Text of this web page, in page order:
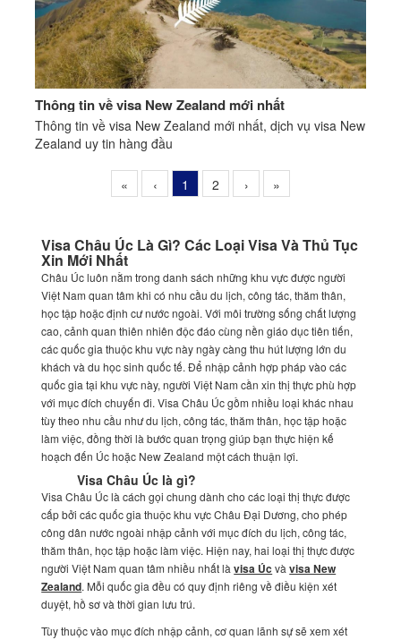
Thông tin về visa New Zealand mới nhất
Thông tin về visa New Zealand mới nhất, dịch vụ visa New
Zealand uy tin hàng đầu
« ‹ 1 2 › »
Visa Châu Úc Là Gì? Các Loại Visa Và Thủ Tục
Xin Mới Nhất
Châu Úc luôn nằm trong danh sách những khu vực được người
Việt Nam quan tâm khi có nhu cầu du lịch, công tác, thăm thân,
học tập hoặc định cư nước ngoài. Với môi trường sống chất lượng
cao, cảnh quan thiên nhiên độc đáo cùng nền giáo dục tiên tiến,
các quốc gia thuộc khu vực này ngày càng thu hút lượng lớn du
khách và du học sinh quốc tế. Để nhập cảnh hợp pháp vào các
quốc gia tại khu vực này, người Việt Nam cần xin thị thực phù hợp
với mục đích chuyến đi. Visa Châu Úc gồm nhiều loại khác nhau
tùy theo nhu cầu như du lịch, công tác, thăm thân, học tập hoặc
làm việc, đồng thời là bước quan trọng giúp bạn thực hiện kế
hoạch đến Úc hoặc New Zealand một cách thuận lợi.
Visa Châu Úc là gì?
Visa Châu Úc là cách gọi chung dành cho các loại thị thực được
cấp bởi các quốc gia thuộc khu vực Châu Đại Dương, cho phép
công dân nước ngoài nhập cảnh với mục đích du lịch, công tác,
thăm thân, học tập hoặc làm việc. Hiện nay, hai loại thị thực được
người Việt Nam quan tâm nhiều nhất làvisa Úc vàvisa New
Zealand. Mỗi quốc gia đều có quy định riêng về điều kiện xét
duyệt, hồ sơ và thời gian lưu trú.
Tùy thuộc vào mục đích nhập cảnh, cơ quan lãnh sự sẽ xem xét